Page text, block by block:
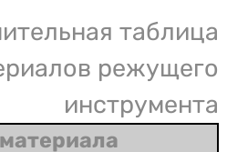
таблица
режущего
инструмента